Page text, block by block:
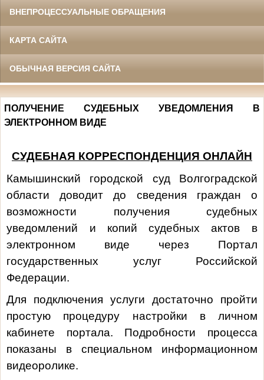
ВНЕПРОЦЕССУАЛЬНЫЕ ОБРАЩЕНИЯ
КАРТА САЙТА
ОБЫЧНАЯ ВЕРСИЯ САЙТА
ПОЛУЧЕНИЕ СУДЕБНЫХ УВЕДОМЛЕНИЯ В
ЭЛЕКТРОННОМ ВИДЕ
СУДЕБНАЯ КОРРЕСПОНДЕНЦИЯ ОНЛАЙН
Камышинский городской суд Волгоградской
области доводит до сведения граждан о
возможности получения судебных
уведомлений и копий судебных актов в
электронном виде через Портал
государственных услуг Российской
Федерации.
Для подключения услуги достаточно пройти
простую процедуру настройки в личном
кабинете портала. Подробности процесса
показаны в специальном информационном
видеоролике.